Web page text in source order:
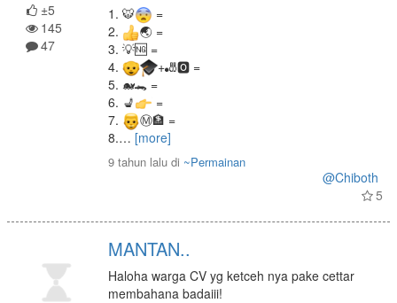
±5
145
47
1. 🐯
=
2.
🌏 =
3. 💡🆖 =
4.
+🎳🅾 =
5. 🐋🐊 =
6. 💺
=
7.
Ⓜ🏦 =
8.… [more]
9 tahun lalu di ~Permainan
@Chiboth
5
MANTAN..
Haloha warga CV yg ketceh nya pake cettar
membahana badaiii!